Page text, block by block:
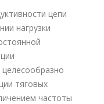
цепи
нагрузки
тяговых
частоты